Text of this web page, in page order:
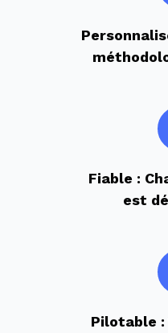
Fiable :
est
Pilotable :